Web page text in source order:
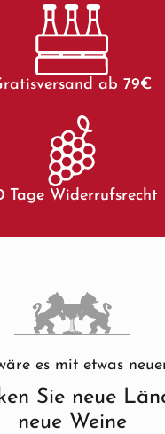
ab 79€
Tage Widerrufsrecht
es mit etwas
Sie neue
neue Weine